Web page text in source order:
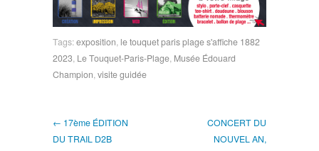
Tags:exposition le touquet paris plage s'affiche 1882
2023 Le Touquet-Paris-Plage Musée Édouard
Champion visite guidée
← 17ème ÉDITION
DU TRAIL D2B
CONCERT DU
NOUVEL AN,